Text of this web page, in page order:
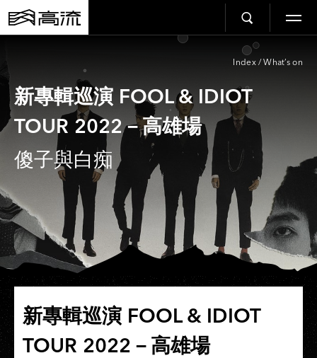
Index / What’s on
新專輯巡演 FOOL & IDIOT
TOUR 2022－高雄場
傻子與白痴
新專輯巡演 FOOL & IDIOT
TOUR 2022－高雄場